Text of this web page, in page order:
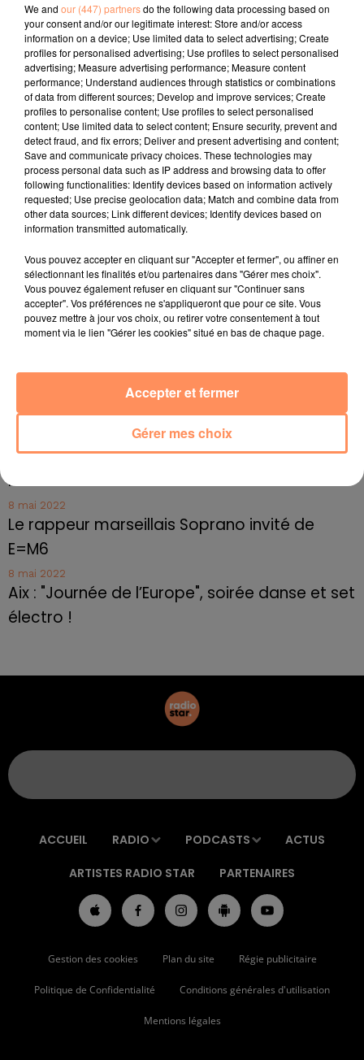
envoyant à Fenn une photographie de ses nouvelles
richesses. "Je félicite les milliers de personnes qui ont
participé à la recherche et j'espère qu'elles
continueront à être attirées par la promesse d'autres
découvertes",a déclaré le milliardaire.
fil actus
4 juillet 2022
Radio Star Live avec Dadju
27 juin 2022
Marseille : une application pour mettre en
relation extras et...
27 juin 2022
Le cocholed pour jouer à la pétanque
jusqu'au bout de la nuit !
Toulon : des quais électrifiés pour 2023 !
Cassis organise sa traditionnelle "Fête du vin"
Marseille : appel à témoins pour retrouver
Frédéric Pache
8 mai 2022
Le rappeur marseillais Soprano invité de
E=M6
8 mai 2022
Aix : "Journée de l’Europe", soirée danse et set
électro !
ACCUEIL RADIO PODCASTS ACTUS
ARTISTES RADIO STAR PARTENAIRES
Gestion des cookies Plan du site Régie publicitaire
Politique de Confidentialité Conditions générales d'utilisation
Mentions légales
We and our (447) partnersdo the following data processing based on
your consent and/or our legitimate interest: Store and/or access
information on a device; Use limited data to select advertising; Create
profiles for personalised advertising; Use profiles to select personalised
advertising; Measure advertising performance; Measure content
performance; Understand audiences through statistics or combinations
of data from different sources; Develop and improve services; Create
profiles to personalise content; Use profiles to select personalised
content; Use limited data to select content; Ensure security, prevent and
detect fraud, and fix errors; Deliver and present advertising and content;
Save and communicate privacy choices. These technologies may
process personal data such as IP address and browsing data to offer
following functionalities: Identify devices based on information actively
requested; Use precise geolocation data; Match and combine data from
other data sources; Link different devices; Identify devices based on
information transmitted automatically.
Vous pouvez accepter en cliquant sur "Accepter et fermer", ou affiner en
sélectionnant les finalités et/ou partenaires dans "Gérer mes choix".
Vous pouvez également refuser en cliquant sur "Continuer sans
accepter". Vos préférences ne s'appliqueront que pour ce site. Vous
pouvez mettre à jour vos choix, ou retirer votre consentement à tout
moment via le lien "Gérer les cookies" situé en bas de chaque page.
Gérer mes choix
Accepter et fermer